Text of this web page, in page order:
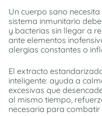
Un cuerpo sano
sistema inmunitario
y bacterias sin llegar a
ante elementos
alergias constantes o
El extracto
inteligente: ayuda a
excesivas que
al mismo tiempo,
necesaria para